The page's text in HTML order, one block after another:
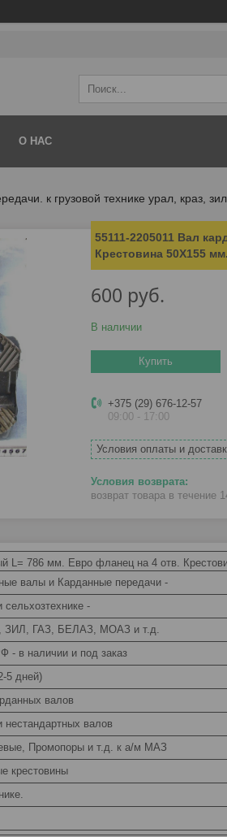
О НАС
к грузовой технике урал, краз,
55111-2205011 Вал
Крестовина 50Х155
600 руб.
В наличии
Купить
+375 (29) 676-12-57
09:00 - 17:00
Условия оплаты и
возврат товара в течение
L= 786 мм. Евро фланец на 4 отв.
валы и Карданные передачи -
сельхозтехнике -
ГАЗ, БЕЛАЗ, МОАЗ и т.д.
- в наличии и под заказ
5 дней)
валов
нестандартных валов
Промопоры и т.д. к а/м МАЗ
крестовины